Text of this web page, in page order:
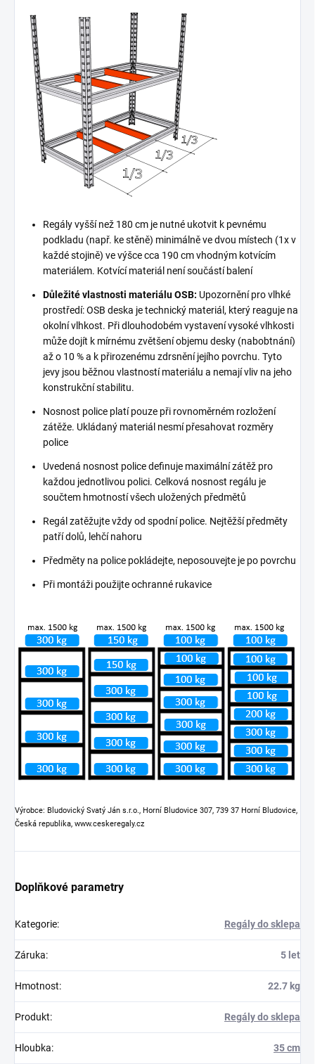
Regály vyšší než 180 cm je nutné ukotvit k pevnému
podkladu (např. ke stěně) minimálně ve dvou místech (1x v
každé stojině) ve výšce cca 190 cm vhodným kotvícím
materiálem. Kotvící materiál není součástí balení
Důležité vlastnosti materiálu OSB: Upozornění pro vlhké
prostředí: OSB deska je technický materiál, který reaguje na
okolní vlhkost. Při dlouhodobém vystavení vysoké vlhkosti
může dojít k mírnému zvětšení objemu desky (nabobtnání)
až o 10 % a k přirozenému zdrsnění jejího povrchu. Tyto
jevy jsou běžnou vlastností materiálu a nemají vliv na jeho
konstrukční stabilitu.
Nosnost police platí pouze při rovnoměrném rozložení
zátěže. Ukládaný materiál nesmí přesahovat rozměry
police
Uvedená nosnost police definuje maximální zátěž pro
každou jednotlivou polici. Celková nosnost regálu je
součtem hmotností všech uložených předmětů
Regál zatěžujte vždy od spodní police. Nejtěžší předměty
patří dolů, lehčí nahoru
Předměty na police pokládejte, neposouvejte je po povrchu
Při montáži použijte ochranné rukavice
Výrobce: Bludovický Svatý Ján s.r.o., Horní Bludovice 307, 739 37 Horní Bludovice,
Česká republika, www.ceskeregaly.cz
Doplňkové parametry
Kategorie: Regály do sklepa
Záruka: 5 let
Hmotnost: 22.7 kg
Produkt: Regály do sklepa
Hloubka: 35 cm